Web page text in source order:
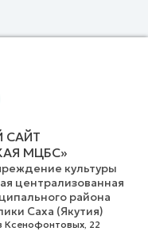
САЙТ
МЦБС»
культуры
централизованная
района
Саха (Якутия)
Ксенофонтовых, 22